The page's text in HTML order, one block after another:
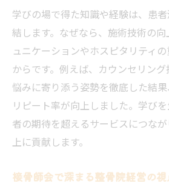
学びの場で得た知識や経験は、患
結します。なぜなら、施術技術の
ュニケーションやホスピタリティ
からです。例えば、カウンセリン
悩みに寄り添う姿勢を徹底した結
リピート率が向上しました。学び
者の期待を超えるサービスにつな
上に貢献します。
接骨師会で深まる整骨院経営の視